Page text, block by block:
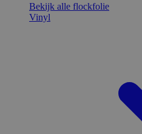
Bekijk alle flockfolie
Vinyl